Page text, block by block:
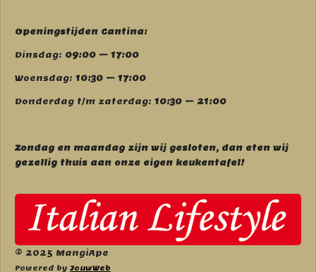
Openingstijden Cantina:
Dinsdag: 09:00 – 17:00
Woensdag: 10:30 – 17:00
Donderdag t/m zaterdag: 10:30 – 21:00
Zondag en maandag zijn wij gesloten, dan eten wij
gezellig thuis aan onze eigen keukentafel!
© 2025 MangiApe
Powered by JouwWeb